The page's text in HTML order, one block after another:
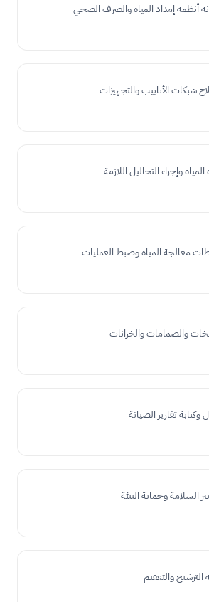
أنظمة إمداد المياه والصرف الصحي
الأنابيب والتجهيزات
وإجراء التحاليل اللازمة
معالجة المياه وضبط العمليات
والصمامات والخزانات
وكتابة تقارير الصيانة
السلامة وحماية البيئة
والتعقيم